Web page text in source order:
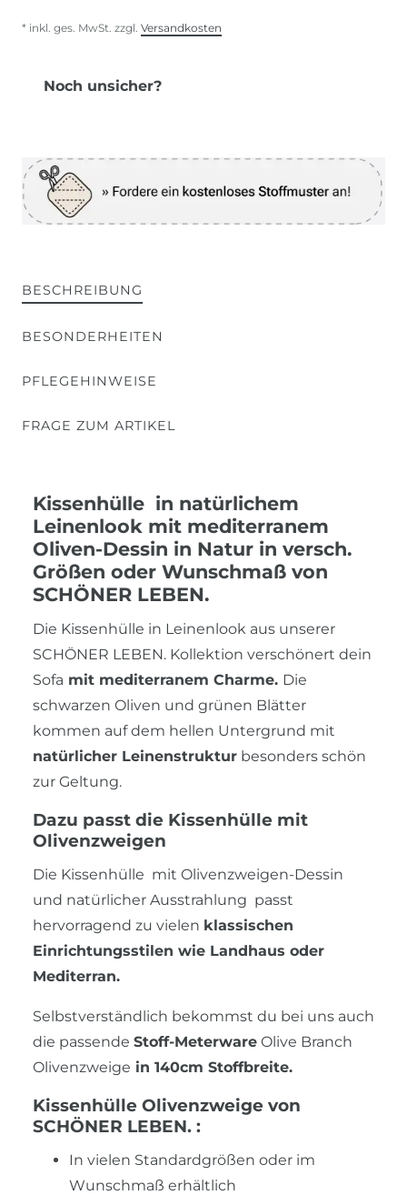
* inkl. ges. MwSt. zzgl. Versandkosten
Noch unsicher?
BESCHREIBUNG
BESONDERHEITEN
PFLEGEHINWEISE
FRAGE ZUM ARTIKEL
Kissenhülle in natürlichem
Leinenlook mit mediterranem
Oliven-Dessin in Natur in versch.
Größen oder Wunschmaß von
SCHÖNER LEBEN.
Die Kissenhülle in Leinenlook aus unserer
SCHÖNER LEBEN. Kollektion verschönert dein
Sofa mit mediterranem Charme. Die
schwarzen Oliven und grünen Blätter
kommen auf dem hellen Untergrund mit
natürlicher Leinenstruktur besonders schön
zur Geltung.
Dazu passt die Kissenhülle mit
Olivenzweigen
Die Kissenhülle mit Olivenzweigen-Dessin
und natürlicher Ausstrahlung passt
hervorragend zu vielen klassischen
Einrichtungsstilen wie Landhaus oder
Mediterran.
Selbstverständlich bekommst du bei uns auch
die passende Stoff-Meterware Olive Branch
Olivenzweige in 140cm Stoffbreite.
Kissenhülle Olivenzweige von
SCHÖNER LEBEN. :
In vielen Standardgrößen oder im
Wunschmaß erhältlich